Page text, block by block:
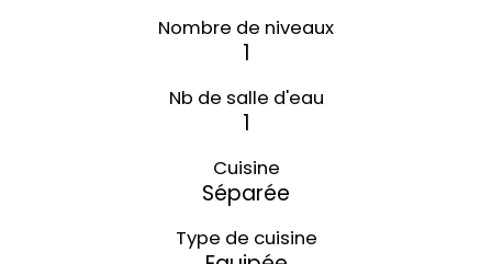
Nombre de niveaux
1
Nb de salle d'eau
1
Cuisine
Séparée
Type de cuisine